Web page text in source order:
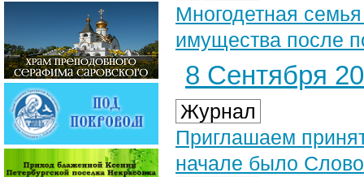
Многодетная
имущества после
8 Сентября
Журнал
Приглашаем
начале было